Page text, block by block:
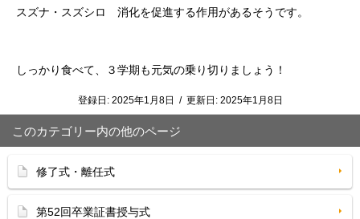
スズナ・スズシロ 消化を促進する作用があるそうです。
しっかり食べて、３学期も元気の乗り切りましょう！
登録日: 2025年1月8日 / 更新日: 2025年1月8日
このカテゴリー内の他のページ
修了式・離任式
第52回卒業証書授与式